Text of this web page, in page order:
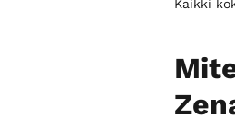
Kaikki